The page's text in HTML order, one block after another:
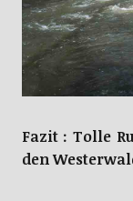
Fazit : Tolle
den